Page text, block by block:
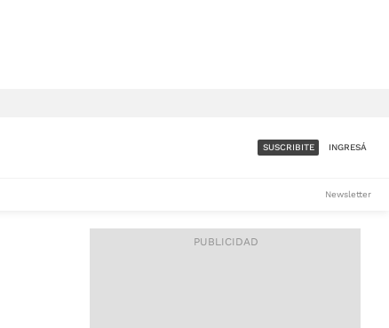
ACCESO FULL - $1.800/MES
SUSCRIBITE INGRESÁ
Newsletter